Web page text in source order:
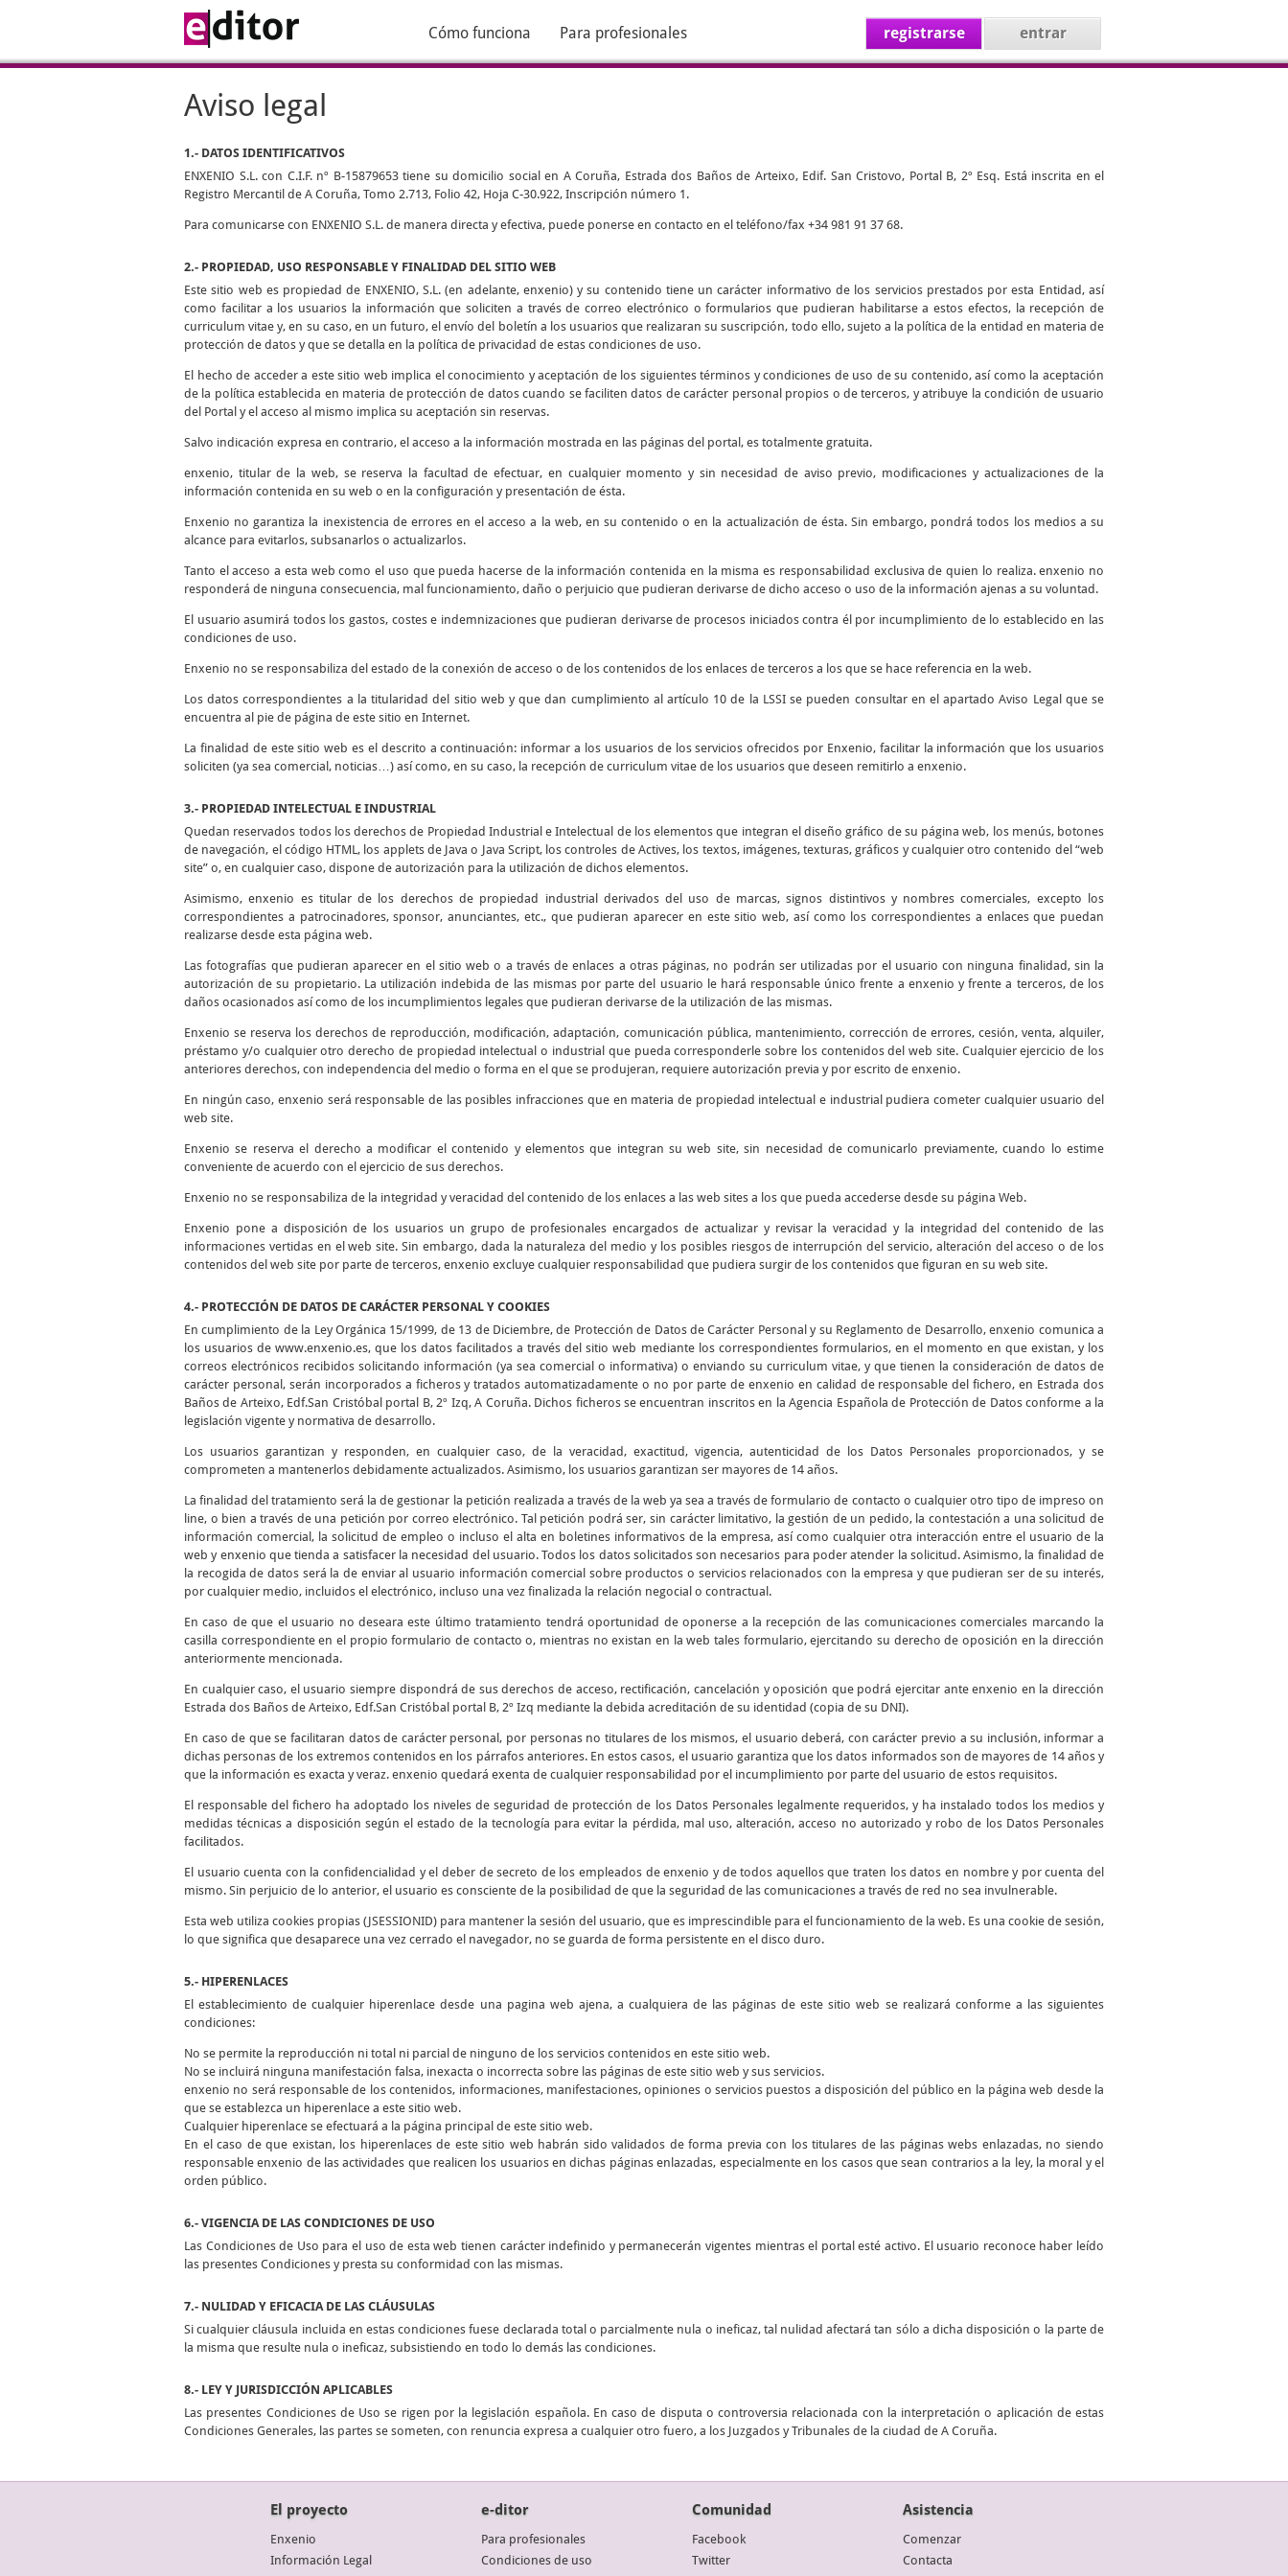
Cómo funciona Para profesionales registrarse entrar
Aviso legal
1.- DATOS IDENTIFICATIVOS
ENXENIO S.L. con C.I.F. nº B-15879653 tiene su domicilio social en A Coruña, Estrada dos Baños de Arteixo, Edif. San Cristovo, Portal B, 2º Esq. Está inscrita en el
Registro Mercantil de A Coruña, Tomo 2.713, Folio 42, Hoja C-30.922, Inscripción número 1.
Para comunicarse con ENXENIO S.L. de manera directa y efectiva, puede ponerse en contacto en el teléfono/fax +34 981 91 37 68.
2.- PROPIEDAD, USO RESPONSABLE Y FINALIDAD DEL SITIO WEB
Este sitio web es propiedad de ENXENIO, S.L. (en adelante, enxenio) y su contenido tiene un carácter informativo de los servicios prestados por esta Entidad, así
como facilitar a los usuarios la información que soliciten a través de correo electrónico o formularios que pudieran habilitarse a estos efectos, la recepción de
curriculum vitae y, en su caso, en un futuro, el envío del boletín a los usuarios que realizaran su suscripción, todo ello, sujeto a la política de la entidad en materia de
protección de datos y que se detalla en la política de privacidad de estas condiciones de uso.
El hecho de acceder a este sitio web implica el conocimiento y aceptación de los siguientes términos y condiciones de uso de su contenido, así como la aceptación
de la política establecida en materia de protección de datos cuando se faciliten datos de carácter personal propios o de terceros, y atribuye la condición de usuario
del Portal y el acceso al mismo implica su aceptación sin reservas.
Salvo indicación expresa en contrario, el acceso a la información mostrada en las páginas del portal, es totalmente gratuita.
enxenio, titular de la web, se reserva la facultad de efectuar, en cualquier momento y sin necesidad de aviso previo, modificaciones y actualizaciones de la
información contenida en su web o en la configuración y presentación de ésta.
Enxenio no garantiza la inexistencia de errores en el acceso a la web, en su contenido o en la actualización de ésta. Sin embargo, pondrá todos los medios a su
alcance para evitarlos, subsanarlos o actualizarlos.
Tanto el acceso a esta web como el uso que pueda hacerse de la información contenida en la misma es responsabilidad exclusiva de quien lo realiza. enxenio no
responderá de ninguna consecuencia, mal funcionamiento, daño o perjuicio que pudieran derivarse de dicho acceso o uso de la información ajenas a su voluntad.
El usuario asumirá todos los gastos, costes e indemnizaciones que pudieran derivarse de procesos iniciados contra él por incumplimiento de lo establecido en las
condiciones de uso.
Enxenio no se responsabiliza del estado de la conexión de acceso o de los contenidos de los enlaces de terceros a los que se hace referencia en la web.
Los datos correspondientes a la titularidad del sitio web y que dan cumplimiento al artículo 10 de la LSSI se pueden consultar en el apartado Aviso Legal que se
encuentra al pie de página de este sitio en Internet.
La finalidad de este sitio web es el descrito a continuación: informar a los usuarios de los servicios ofrecidos por Enxenio, facilitar la información que los usuarios
soliciten (ya sea comercial, noticias…) así como, en su caso, la recepción de curriculum vitae de los usuarios que deseen remitirlo a enxenio.
3.- PROPIEDAD INTELECTUAL E INDUSTRIAL
Quedan reservados todos los derechos de Propiedad Industrial e Intelectual de los elementos que integran el diseño gráfico de su página web, los menús, botones
de navegación, el código HTML, los applets de Java o Java Script, los controles de Actives, los textos, imágenes, texturas, gráficos y cualquier otro contenido del “web
site” o, en cualquier caso, dispone de autorización para la utilización de dichos elementos.
Asimismo, enxenio es titular de los derechos de propiedad industrial derivados del uso de marcas, signos distintivos y nombres comerciales, excepto los
correspondientes a patrocinadores, sponsor, anunciantes, etc., que pudieran aparecer en este sitio web, así como los correspondientes a enlaces que puedan
realizarse desde esta página web.
Las fotografías que pudieran aparecer en el sitio web o a través de enlaces a otras páginas, no podrán ser utilizadas por el usuario con ninguna finalidad, sin la
autorización de su propietario. La utilización indebida de las mismas por parte del usuario le hará responsable único frente a enxenio y frente a terceros, de los
daños ocasionados así como de los incumplimientos legales que pudieran derivarse de la utilización de las mismas.
Enxenio se reserva los derechos de reproducción, modificación, adaptación, comunicación pública, mantenimiento, corrección de errores, cesión, venta, alquiler,
préstamo y/o cualquier otro derecho de propiedad intelectual o industrial que pueda corresponderle sobre los contenidos del web site. Cualquier ejercicio de los
anteriores derechos, con independencia del medio o forma en el que se produjeran, requiere autorización previa y por escrito de enxenio.
En ningún caso, enxenio será responsable de las posibles infracciones que en materia de propiedad intelectual e industrial pudiera cometer cualquier usuario del
web site.
Enxenio se reserva el derecho a modificar el contenido y elementos que integran su web site, sin necesidad de comunicarlo previamente, cuando lo estime
conveniente de acuerdo con el ejercicio de sus derechos.
Enxenio no se responsabiliza de la integridad y veracidad del contenido de los enlaces a las web sites a los que pueda accederse desde su página Web.
Enxenio pone a disposición de los usuarios un grupo de profesionales encargados de actualizar y revisar la veracidad y la integridad del contenido de las
informaciones vertidas en el web site. Sin embargo, dada la naturaleza del medio y los posibles riesgos de interrupción del servicio, alteración del acceso o de los
contenidos del web site por parte de terceros, enxenio excluye cualquier responsabilidad que pudiera surgir de los contenidos que figuran en su web site.
4.- PROTECCIÓN DE DATOS DE CARÁCTER PERSONAL Y COOKIES
En cumplimiento de la Ley Orgánica 15/1999, de 13 de Diciembre, de Protección de Datos de Carácter Personal y su Reglamento de Desarrollo, enxenio comunica a
los usuarios de www.enxenio.es, que los datos facilitados a través del sitio web mediante los correspondientes formularios, en el momento en que existan, y los
correos electrónicos recibidos solicitando información (ya sea comercial o informativa) o enviando su curriculum vitae, y que tienen la consideración de datos de
carácter personal, serán incorporados a ficheros y tratados automatizadamente o no por parte de enxenio en calidad de responsable del fichero, en Estrada dos
Baños de Arteixo, Edf.San Cristóbal portal B, 2º Izq, A Coruña. Dichos ficheros se encuentran inscritos en la Agencia Española de Protección de Datos conforme a la
legislación vigente y normativa de desarrollo.
Los usuarios garantizan y responden, en cualquier caso, de la veracidad, exactitud, vigencia, autenticidad de los Datos Personales proporcionados, y se
comprometen a mantenerlos debidamente actualizados. Asimismo, los usuarios garantizan ser mayores de 14 años.
La finalidad del tratamiento será la de gestionar la petición realizada a través de la web ya sea a través de formulario de contacto o cualquier otro tipo de impreso on
line, o bien a través de una petición por correo electrónico. Tal petición podrá ser, sin carácter limitativo, la gestión de un pedido, la contestación a una solicitud de
información comercial, la solicitud de empleo o incluso el alta en boletines informativos de la empresa, así como cualquier otra interacción entre el usuario de la
web y enxenio que tienda a satisfacer la necesidad del usuario. Todos los datos solicitados son necesarios para poder atender la solicitud. Asimismo, la finalidad de
la recogida de datos será la de enviar al usuario información comercial sobre productos o servicios relacionados con la empresa y que pudieran ser de su interés,
por cualquier medio, incluidos el electrónico, incluso una vez finalizada la relación negocial o contractual.
En caso de que el usuario no deseara este último tratamiento tendrá oportunidad de oponerse a la recepción de las comunicaciones comerciales marcando la
casilla correspondiente en el propio formulario de contacto o, mientras no existan en la web tales formulario, ejercitando su derecho de oposición en la dirección
anteriormente mencionada.
En cualquier caso, el usuario siempre dispondrá de sus derechos de acceso, rectificación, cancelación y oposición que podrá ejercitar ante enxenio en la dirección
Estrada dos Baños de Arteixo, Edf.San Cristóbal portal B, 2º Izq mediante la debida acreditación de su identidad (copia de su DNI).
En caso de que se facilitaran datos de carácter personal, por personas no titulares de los mismos, el usuario deberá, con carácter previo a su inclusión, informar a
dichas personas de los extremos contenidos en los párrafos anteriores. En estos casos, el usuario garantiza que los datos informados son de mayores de 14 años y
que la información es exacta y veraz. enxenio quedará exenta de cualquier responsabilidad por el incumplimiento por parte del usuario de estos requisitos.
El responsable del fichero ha adoptado los niveles de seguridad de protección de los Datos Personales legalmente requeridos, y ha instalado todos los medios y
medidas técnicas a disposición según el estado de la tecnología para evitar la pérdida, mal uso, alteración, acceso no autorizado y robo de los Datos Personales
facilitados.
El usuario cuenta con la confidencialidad y el deber de secreto de los empleados de enxenio y de todos aquellos que traten los datos en nombre y por cuenta del
mismo. Sin perjuicio de lo anterior, el usuario es consciente de la posibilidad de que la seguridad de las comunicaciones a través de red no sea invulnerable.
Esta web utiliza cookies propias (JSESSIONID) para mantener la sesión del usuario, que es imprescindible para el funcionamiento de la web. Es una cookie de sesión,
lo que significa que desaparece una vez cerrado el navegador, no se guarda de forma persistente en el disco duro.
5.- HIPERENLACES
El establecimiento de cualquier hiperenlace desde una pagina web ajena, a cualquiera de las páginas de este sitio web se realizará conforme a las siguientes
condiciones:
No se permite la reproducción ni total ni parcial de ninguno de los servicios contenidos en este sitio web.
No se incluirá ninguna manifestación falsa, inexacta o incorrecta sobre las páginas de este sitio web y sus servicios.
enxenio no será responsable de los contenidos, informaciones, manifestaciones, opiniones o servicios puestos a disposición del público en la página web desde la
que se establezca un hiperenlace a este sitio web.
Cualquier hiperenlace se efectuará a la página principal de este sitio web.
En el caso de que existan, los hiperenlaces de este sitio web habrán sido validados de forma previa con los titulares de las páginas webs enlazadas, no siendo
responsable enxenio de las actividades que realicen los usuarios en dichas páginas enlazadas, especialmente en los casos que sean contrarios a la ley, la moral y el
orden público.
6.- VIGENCIA DE LAS CONDICIONES DE USO
Las Condiciones de Uso para el uso de esta web tienen carácter indefinido y permanecerán vigentes mientras el portal esté activo. El usuario reconoce haber leído
las presentes Condiciones y presta su conformidad con las mismas.
7.- NULIDAD Y EFICACIA DE LAS CLÁUSULAS
Si cualquier cláusula incluida en estas condiciones fuese declarada total o parcialmente nula o ineficaz, tal nulidad afectará tan sólo a dicha disposición o la parte de
la misma que resulte nula o ineficaz, subsistiendo en todo lo demás las condiciones.
8.- LEY Y JURISDICCIÓN APLICABLES
Las presentes Condiciones de Uso se rigen por la legislación española. En caso de disputa o controversia relacionada con la interpretación o aplicación de estas
Condiciones Generales, las partes se someten, con renuncia expresa a cualquier otro fuero, a los Juzgados y Tribunales de la ciudad de A Coruña.
El proyecto
Enxenio
Información Legal
e-ditor
Para profesionales
Condiciones de uso
Comunidad
Facebook
Twitter
Asistencia
Comenzar
Contacta